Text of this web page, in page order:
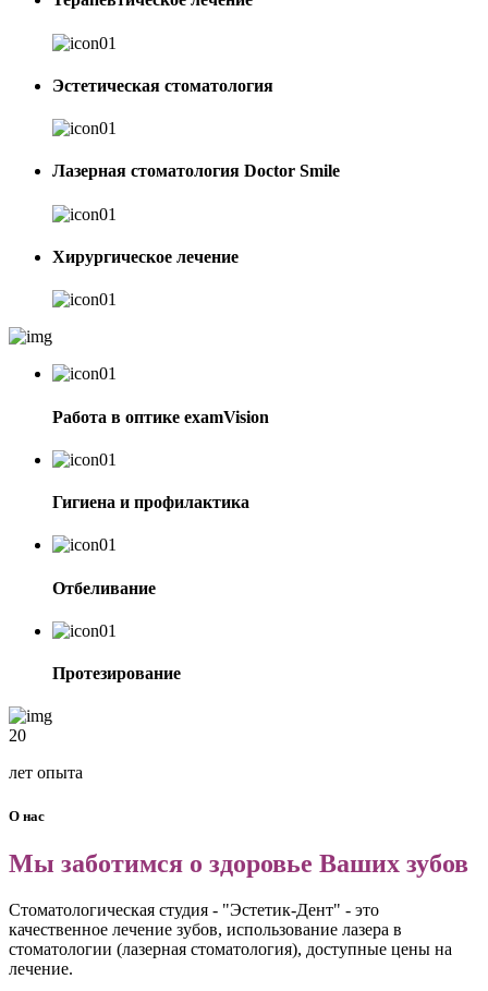
Эстетическая стоматология
Лазерная стоматология Doctor Smile
Хирургическое лечение
Работа в оптике examVision
Гигиена и профилактика
Отбеливание
Протезирование
20
лет опыта
О нас
Мы заботимся о здоровье Ваших зубов
Стоматологическая студия - "Эстетик-Дент" - это
качественное лечение зубов, использование лазера в
стоматологии (лазерная стоматология), доступные цены на
лечение.